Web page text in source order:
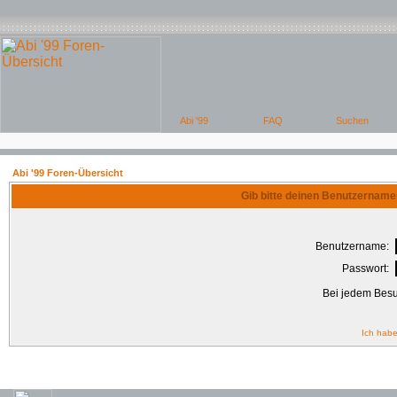
Abi '99 Foren-Übersicht
Gib bitte deinen
Benutzername:
Passwort:
Bei jedem
Ich